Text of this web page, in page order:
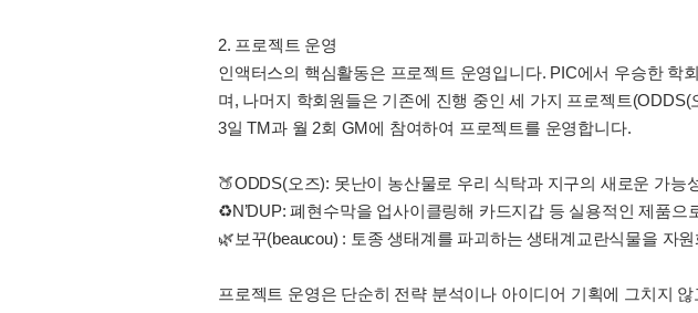
2. 프로젝트 운영
인액터스의 핵심활동은 프로젝트 운영입니다. PIC에서 우승한 학
며, 나머지 학회원들은 기존에 진행 중인 세 가지 프로젝트
3일 TM과 월 2회 GM에 참여하여 프로젝트를 운영합니다.
🍑ODDS(오즈): 못난이 농산물로 우리 식탁과 지구의 새로운 가능
♻️N’DUP: 폐현수막을 업사이클링해 카드지갑 등 실용적인 제품으
🌿보꾸(beaucou) : 토종 생태계를 파괴하는 생태계교란식물을 자
프로젝트 운영은 단순히 전략 분석이나 아이디어 기획에 그치지